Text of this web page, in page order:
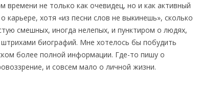
времени не только как очевидец, но и как активный
карьере, хотя «из песни слов не выкинешь», сколько
смешных, иногда нелепых, и пунктиром о людях,
штрихами биографий. Мне хотелось бы побудить
более полной информации. Где-то пишу о
и совсем мало о личной жизни.